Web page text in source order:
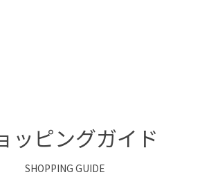
ッピングガイド
SHOPPING GUIDE